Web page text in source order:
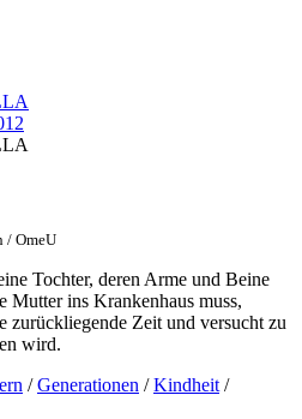
/ OmeU
Tochter, deren Arme und Beine
Mutter ins Krankenhaus muss,
zurückliegende Zeit und versucht zu
wird.
/Generationen /Kindheit /